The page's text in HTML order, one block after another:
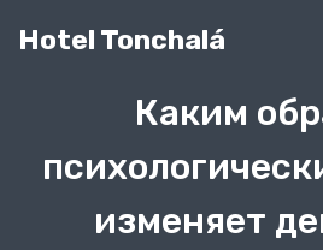
Hotel Tonchalá
Каким
изменяет